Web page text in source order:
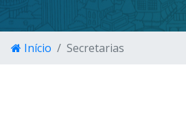
Início Secretarias